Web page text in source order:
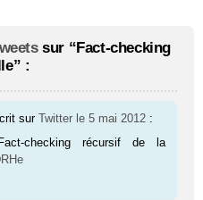
sur “Fact-checking
:
surTwitter le 5 mai 2012 :
checking récursif de la